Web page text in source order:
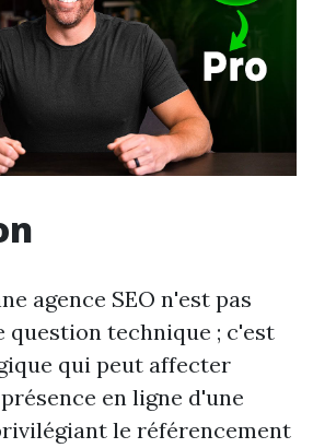
agence SEO n'est pas
question technique ; c'est
qui peut affecter
en ligne d'une
le référencement